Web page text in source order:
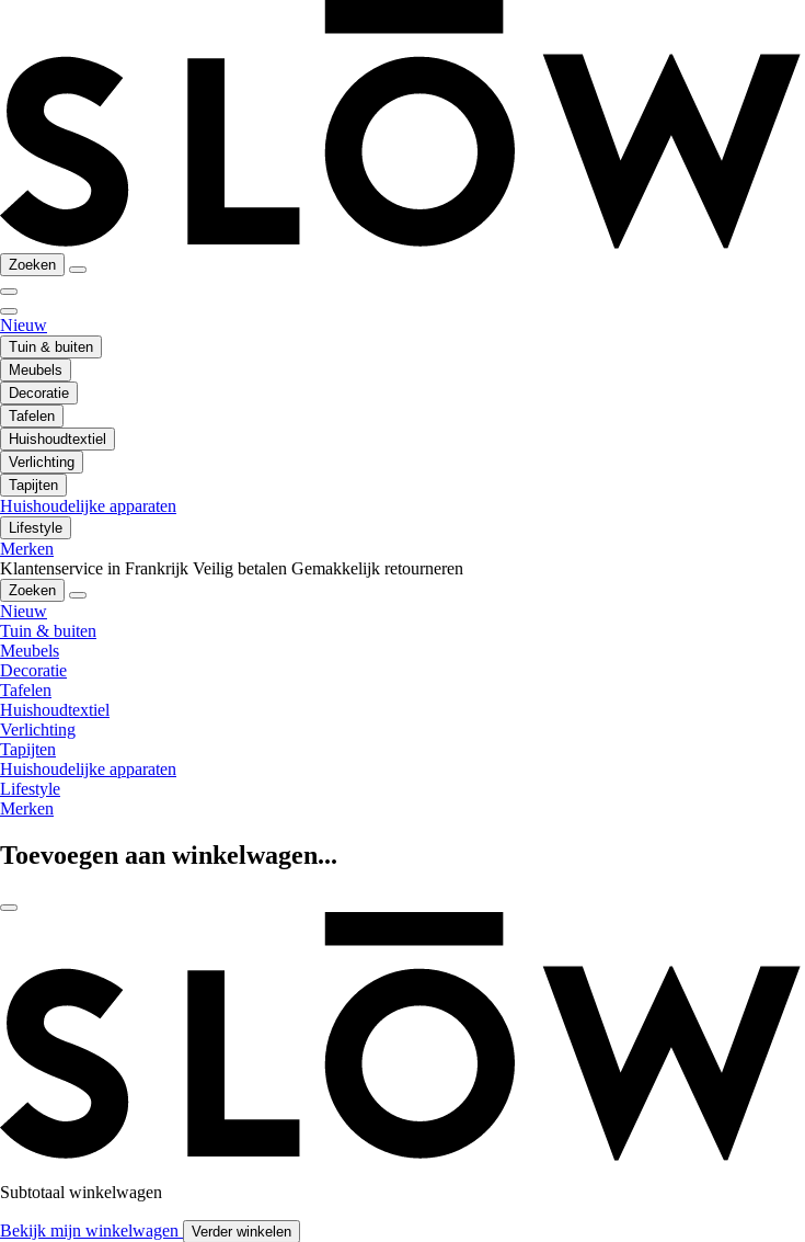
Zoeken
Nieuw
Tuin & buiten
Meubels
Decoratie
Tafelen
Huishoudtextiel
Verlichting
Tapijten
Huishoudelijke apparaten
Lifestyle
Merken
Klantenservice in Frankrijk Veilig betalen Gemakkelijk retourneren
Zoeken
Nieuw
Tuin & buiten
Meubels
Decoratie
Tafelen
Huishoudtextiel
Verlichting
Tapijten
Huishoudelijke apparaten
Lifestyle
Merken
Toevoegen aan winkelwagen...
Subtotaal winkelwagen
Bekijk mijn winkelwagen Verder winkelen